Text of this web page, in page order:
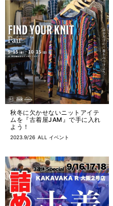
秋冬に欠かせないニットアイテ
ムを『古着屋JAM』で手に入れ
よう！
2023.9/26 ALL イベント